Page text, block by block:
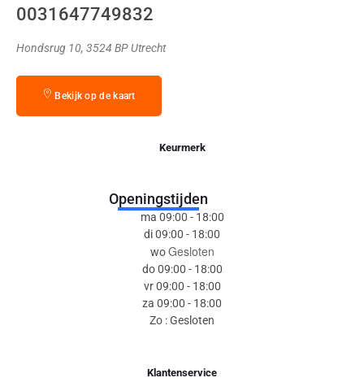
0031647749832
Hondsrug 10, 3524 BP Utrecht
Bekijk op de kaart
Keurmerk
Openingstijden
ma 09:00 - 18:00
di 09:00 - 18:00
woGesloten
do 09:00 - 18:00
vr 09:00 - 18:00
za 09:00 - 18:00
Zo : Gesloten
Klantenservice